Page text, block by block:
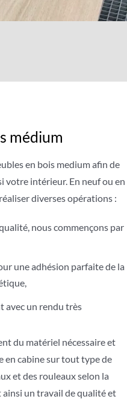
médium
en bois medium afin de
votre intérieur. En neuf ou en
diverses opérations :
nous commençons par
une adhésion parfaite de la
avec un rendu très
du matériel nécessaire et
en cabine sur tout type de
et des rouleaux selon la
ainsi un travail de qualité et